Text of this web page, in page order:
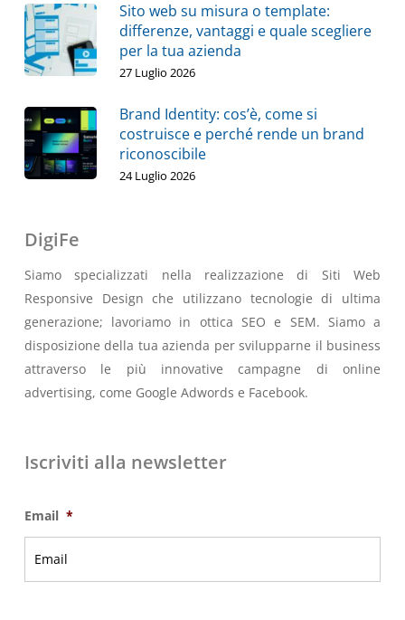
Sito web su misura o template:
differenze, vantaggi e quale scegliere
per la tua azienda
27 Luglio 2026
Brand Identity: cos’è, come si
costruisce e perché rende un brand
riconoscibile
24 Luglio 2026
DigiFe
Siamo specializzati nella realizzazione di Siti Web
Responsive Design che utilizzano tecnologie di ultima
generazione; lavoriamo in ottica SEO e SEM. Siamo a
disposizione della tua azienda per svilupparne il business
attraverso le più innovative campagne di online
advertising, come Google Adwords e Facebook.
Iscriviti alla newsletter
Email *